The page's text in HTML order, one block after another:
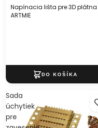
Napínacia lišta pre 3D plátna
ARTMIE
Sada
úchytiek
pre